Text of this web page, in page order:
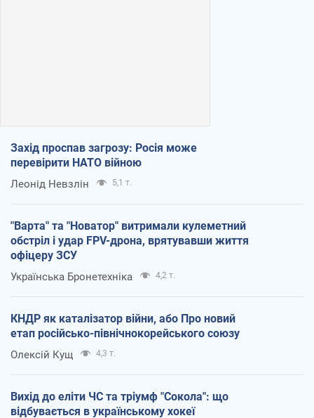
Захід проспав загрозу: Росія може
перевірити НАТО війною
Леонід Невзлін 5,1 т.
"Варта" та "Новатор" витримали кулеметний
обстріл і удар FPV-дрона, врятувавши життя
офіцеру ЗСУ
Українська Бронетехніка 4,2 т.
КНДР як каталізатор війни, або Про новий
етап російсько-північнокорейського союзу
Олексій Кущ 4,3 т.
Вихід до еліти ЧС та тріумф "Сокола": що
відбувається в українському хокеї